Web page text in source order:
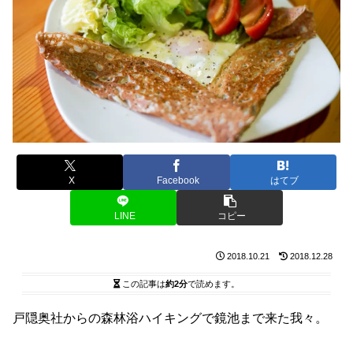
X Facebook はてブ
LINE コピー
2018.10.21 2018.12.28
この記事は約2分で読めます。
戸隠奥社からの森林浴ハイキングで鏡池まで来た我々。